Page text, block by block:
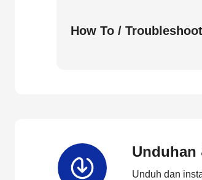
How To /
Unduhan
Unduh dan